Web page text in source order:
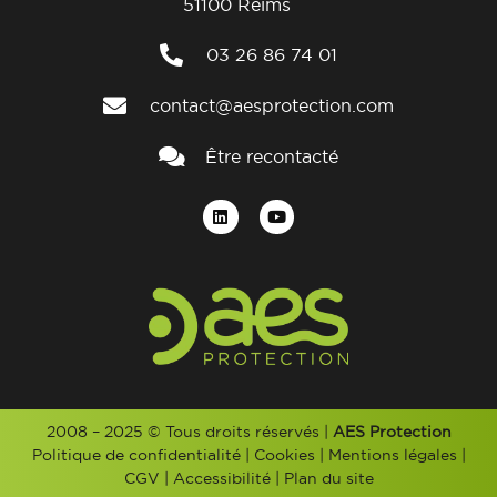
03 26 86 74 01
contact@aesprotection.com
Être recontacté
2008 – 2025 © Tous droits réservés | AES Protection
Politique de confidentialité| Cookies | Mentions légales |
CGV | Accessibilité| Plan du site